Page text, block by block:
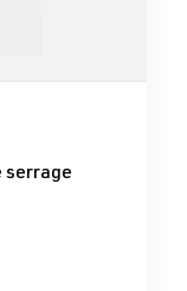
serrage